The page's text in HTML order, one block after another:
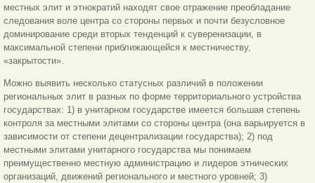
местных элит и этнократий находят свое отражение преобладание
следования воле центра со стороны первых и почти безусловное
доминирование среди вторых тенденций к суверенизации, в
максимальной степени приближающейся к местничеству,
«закрытости».
Можно выявить несколько статусных различий в положении
региональных элит в разных по форме территориального устройства
государствах: 1) в унитарном государстве имеется большая степень
контроля за местными элитами со стороны центра (она варьируется в
зависимости от степени децентрализации государства); 2) под
местными элитами унитарного государства мы понимаем
преимущественно местную администрацию и лидеров этнических
организаций, движений регионального и местного уровней; 3)